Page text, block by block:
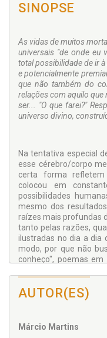
SINOPSE
As vidas de muitos
universais "de onde eu
total possibilidade de ir
e potencialmente
que não também do
relações com aquilo que
ser... "O que farei?"
universo divino,
Na tentativa especial
esse cérebro/corpo
certa forma
colocou em
possibilidades
mesmo dos
raízes mais profundas
tanto pelas razões,
ilustradas no dia a dia
modo, por que não
conheço", poemas
algumas estruturas
consciente e o
Dr. Freud e eu, em
que não dividir a
AUTOR(ES)
Márcio Martins